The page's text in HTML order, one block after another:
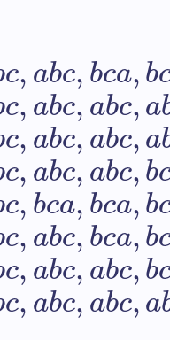
c,abc,bca,b
c,abc,abc,a
c,abc,abc,a
c,abc,abc,b
c,bca,bca,b
c,abc,bca,b
c,abc,abc,b
c,abc,abc,a